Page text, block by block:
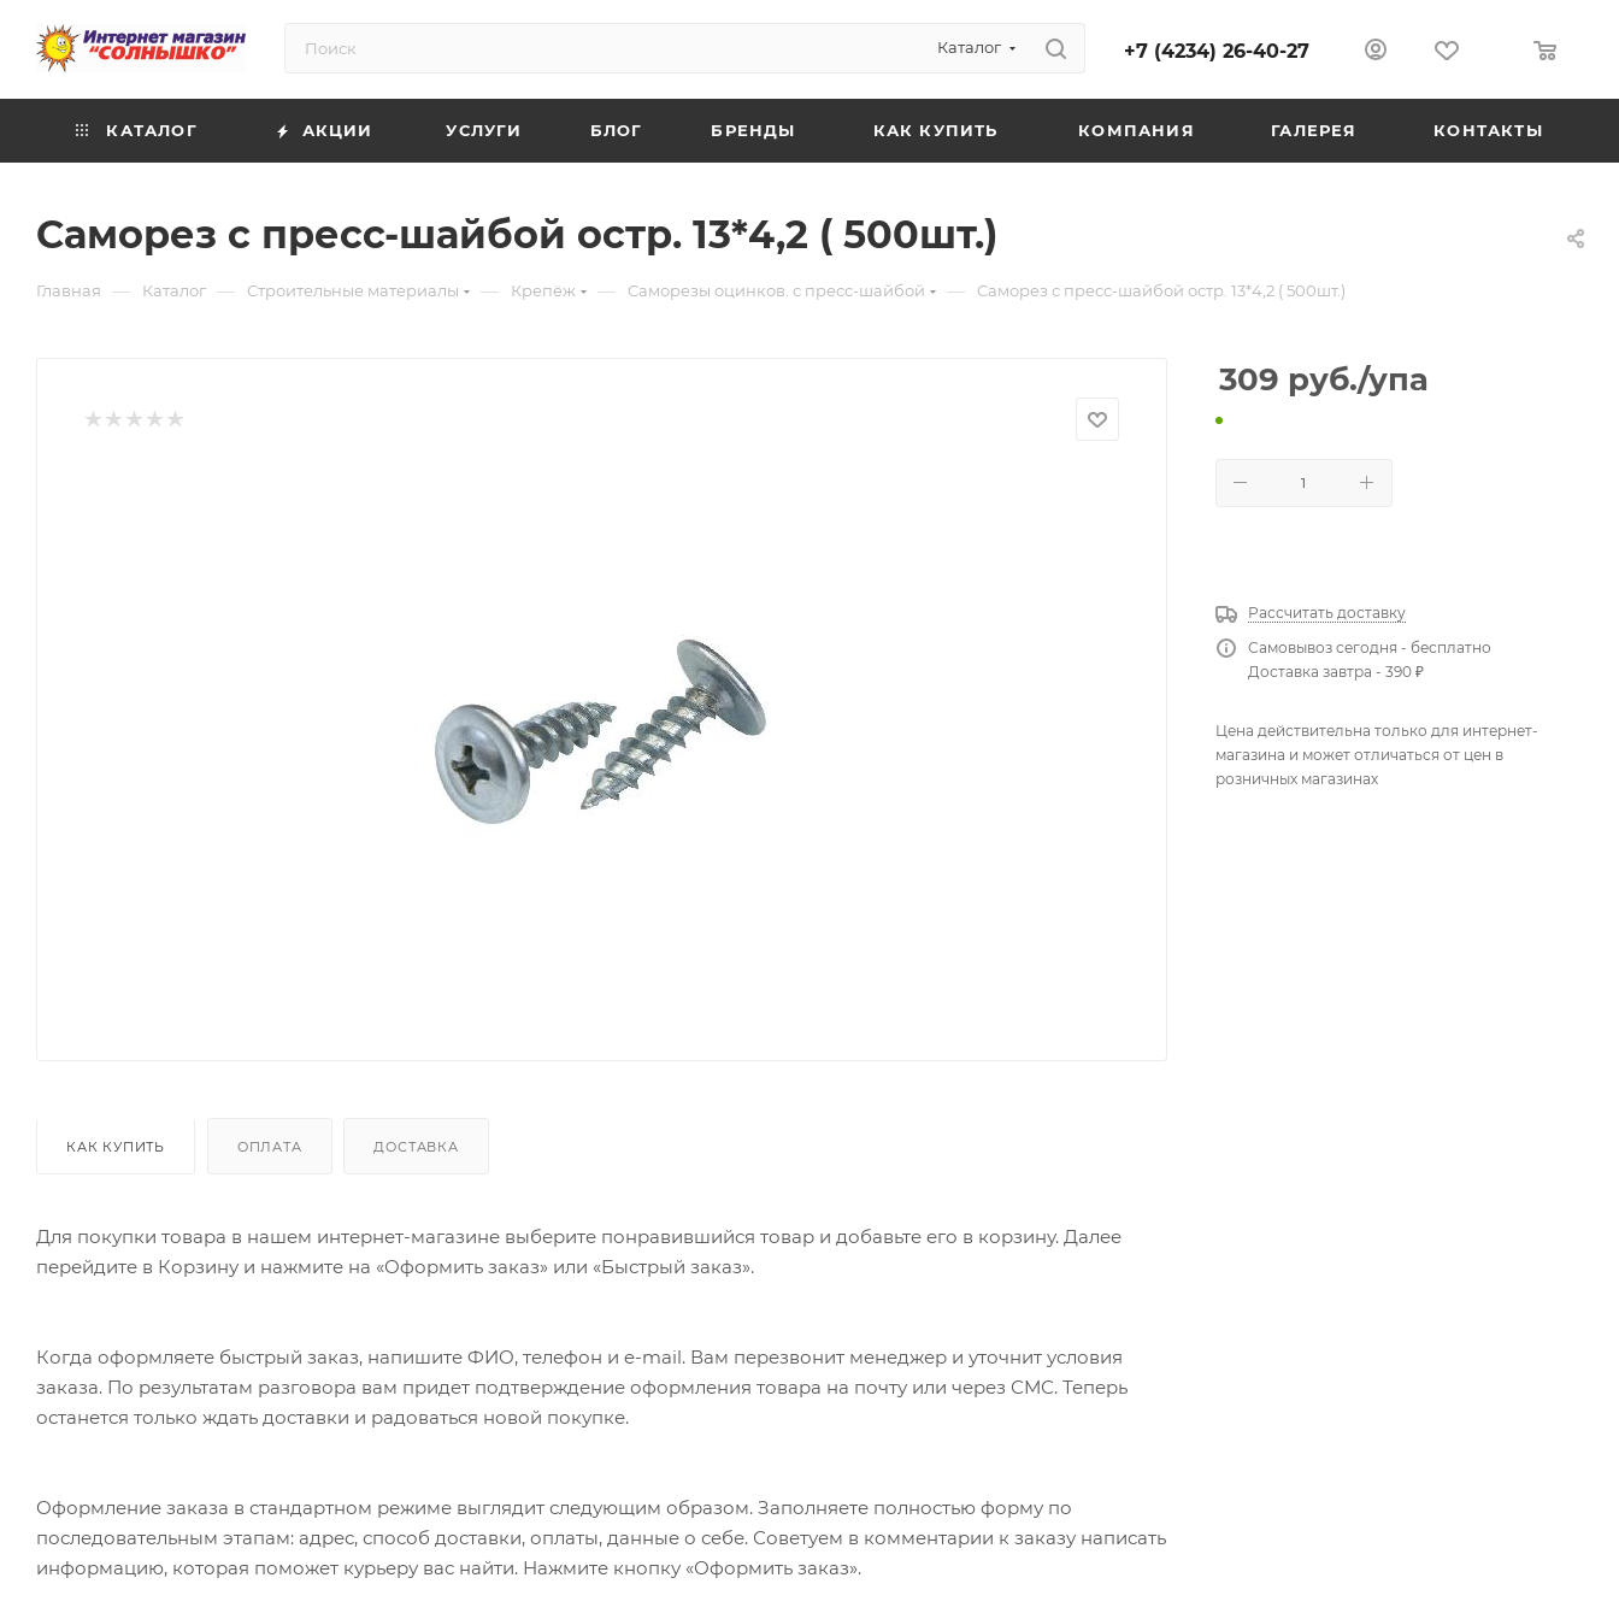
Каталог +7 (4234) 26-40-27
КАТАЛОГ АКЦИИ УСЛУГИ БЛОГ БРЕНДЫ КАК КУПИТЬ КОМПАНИЯ ГАЛЕРЕЯ КОНТАКТЫ
Саморез с пресс-шайбой остр. 13*4,2 ( 500шт.)
Главная — Каталог — Строительные материалы — Крепёж — Саморезы оцинков. с пресс-шайбой — Саморез с пресс-шайбой остр. 13*4,2 ( 500шт.)
КАК КУПИТЬ ОПЛАТА ДОСТАВКА
Для покупки товара в нашем интернет-магазине выберите понравившийся товар и добавьте его в корзину. Далее
перейдите в Корзину и нажмите на «Оформить заказ» или «Быстрый заказ».
Когда оформляете быстрый заказ, напишите ФИО, телефон и e-mail. Вам перезвонит менеджер и уточнит условия
заказа. По результатам разговора вам придет подтверждение оформления товара на почту или через СМС. Теперь
останется только ждать доставки и радоваться новой покупке.
Оформление заказа в стандартном режиме выглядит следующим образом. Заполняете полностью форму по
последовательным этапам: адрес, способ доставки, оплаты, данные о себе. Советуем в комментарии к заказу написать
информацию, которая поможет курьеру вас найти. Нажмите кнопку «Оформить заказ».
309 руб./упа
Рассчитать доставку
Самовывоз сегодня - бесплатно
Доставка завтра - 390 ₽
Цена действительна только для интернет-
магазина и может отличаться от цен в
розничных магазинах